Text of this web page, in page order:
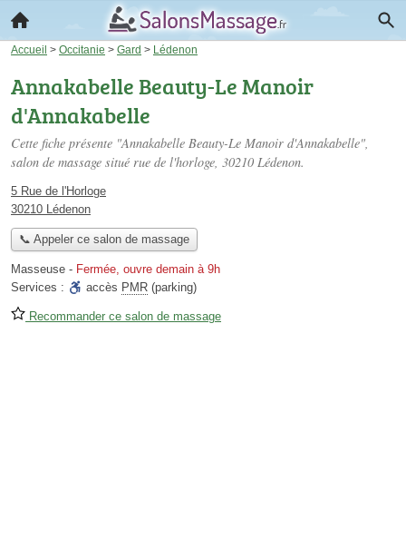
Accueil > Occitanie > Gard > Lédenon
Annakabelle Beauty-Le Manoir
d'Annakabelle
Cette fiche présente "Annakabelle Beauty-Le Manoir d'Annakabelle",
salon de massage situé rue de l'horloge, 30210 Lédenon.
5 Rue de l'Horloge
30210 Lédenon
📞 Appeler ce salon de massage
Masseuse - Fermée, ouvre demain à 9h
Services :
accès PMR (parking)
Recommander ce salon de massage